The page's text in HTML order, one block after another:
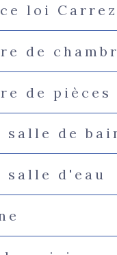
loi Carrez
de
de pièces
salle de
salle d'eau